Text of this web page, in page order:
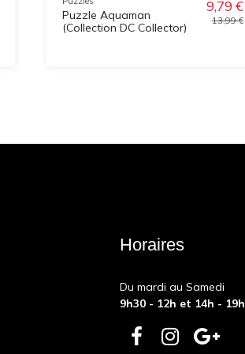
Puzzle Aquaman
(Collection DC Collector)
9,79 €
13,99 €
Horaires
Du mardi au Samedi
9h30 - 12h et 14h - 19h